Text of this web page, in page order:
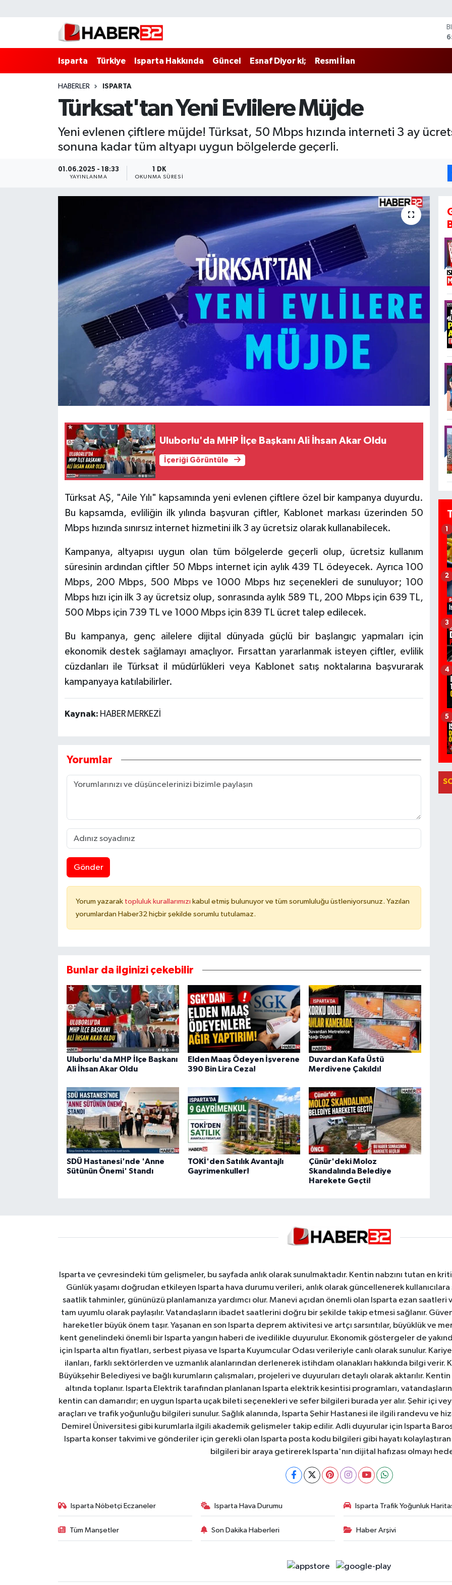
Isparta Türkiye Isparta Hakkında Güncel Esnaf Diyor ki; Resmi İlan
HABERLER ISPARTA
Türksat'tan Yeni Evlilere Müjde
Yeni evlenen çiftlere müjde! Türksat, 50 Mbps hızında interneti 3 ay
sonuna kadar tüm altyapı uygun bölgelerde geçerli.
01.06.2025 - 18:33
YAYINLANMA
1 DK
OKUNMA SÜRESI
Uluborlu'da MHP İlçe Başkanı Ali İhsan Akar Oldu
İçeriği Görüntüle
Türksat AŞ, "Aile Yılı" kapsamında yeni evlenen çiftlere özel bir kampanya duyurdu.
Bu kapsamda, evliliğin ilk yılında başvuran çiftler, Kablonet markası üzerinden 50
Mbps hızında sınırsız internet hizmetini ilk 3 ay ücretsiz olarak kullanabilecek.
Kampanya, altyapısı uygun olan tüm bölgelerde geçerli olup, ücretsiz kullanım
süresinin ardından çiftler 50 Mbps internet için aylık 439 TL ödeyecek. Ayrıca 100
Mbps, 200 Mbps, 500 Mbps ve 1000 Mbps hız seçenekleri de sunuluyor; 100
Mbps hızı için ilk 3 ay ücretsiz olup, sonrasında aylık 589 TL, 200 Mbps için 639 TL,
500 Mbps için 739 TL ve 1000 Mbps için 839 TL ücret talep edilecek.
Bu kampanya, genç ailelere dijital dünyada güçlü bir başlangıç yapmaları için
ekonomik destek sağlamayı amaçlıyor. Fırsattan yararlanmak isteyen çiftler, evlilik
cüzdanları ile Türksat il müdürlükleri veya Kablonet satış noktalarına başvurarak
kampanyaya katılabilirler.
Kaynak: HABER MERKEZİ
Yorumlar
Gönder
Yorum yazarak topluluk kurallarımızı kabul etmiş bulunuyor ve tüm sorumluluğu üstleniyorsunuz. Yazılan
yorumlardan Haber32 hiçbir şekilde sorumlu tutulamaz.
Bunlar da ilginizi çekebilir
Uluborlu'da MHP İlçe Başkanı
Ali İhsan Akar Oldu
Elden Maaş Ödeyen İşverene
390 Bin Lira Ceza!
Duvardan Kafa Üstü
Merdivene Çakıldı!
SDÜ Hastanesi'nde 'Anne
Sütünün Önemi' Standı
TOKİ'den Satılık Avantajlı
Gayrimenkuller!
Çünür'deki Moloz
Skandalında Belediye
Harekete Geçti!
1
2
3
4
5
Isparta ve çevresindeki tüm gelişmeler, bu sayfada anlık olarak sunulmaktadır. Kentin nabzını tutan en
Günlük yaşamı doğrudan etkileyen Isparta hava durumu verileri, anlık olarak güncellenerek
saatlik tahminler, gününüzü planlamanıza yardımcı olur. Manevi açıdan önemli olan Isparta ezan
tam uyumlu olarak paylaşılır. Vatandaşların ibadet saatlerini doğru bir şekilde takip etmesi sağlanır.
hareketler büyük önem taşır. Yaşanan en son Isparta deprem aktivitesi ve artçı sarsıntılar, büyüklük ve
kent genelindeki önemli bir Isparta yangın haberi de ivedilikle duyurulur. Ekonomik göstergeler de
için Isparta altın fiyatları, serbest piyasa ve Isparta Kuyumcular Odası verileriyle canlı olarak sunulur.
ilanları, farklı sektörlerden ve uzmanlık alanlarından derlenerek istihdam olanakları hakkında bilgi verir.
Büyükşehir Belediyesi ve bağlı kurumların çalışmaları, projeleri ve duyuruları detaylı olarak aktarılır.
altında toplanır. Isparta Elektrik tarafından planlanan Isparta elektrik kesintisi programları,
kentin can damarıdır; en uygun Isparta uçak bileti seçenekleri ve sefer bilgileri burada yer alır. Şehir içi
araçları ve trafik yoğunluğu bilgileri sunulur. Sağlık alanında, Isparta Şehir Hastanesi ile ilgili randevu ve
Demirel Üniversitesi gibi kurumlarla ilgili akademik gelişmeler takip edilir. Adli duyurular için Isparta
Isparta konser takvimi ve gönderiler için gerekli olan Isparta posta kodu bilgileri gibi hayatı
bilgileri bir araya getirerek Isparta'nın dijital hafızası olmayı
Isparta Nöbetçi Eczaneler Isparta Hava Durumu Isparta Trafik Yoğunluk
Tüm Manşetler Son Dakika Haberleri Haber Arşivi
Isparta Hakkında
Esnaf Diyor ki;
BİLİM VE TEKNOLOJİ
KÜLTÜR SANAT
RESMİ İLANLAR
Tarihi Yapılarımız
Isparta Nöbetçi Eczaneler
Isparta Hava Durumu
Isparta Trafik Yoğunluk Haritası
Süper Lig Puan Durumu ve Fikstür
Son Dakika Haberleri